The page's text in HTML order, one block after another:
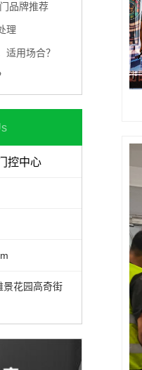
品牌推荐
理
适用场合？
控中心
景花园高奇街